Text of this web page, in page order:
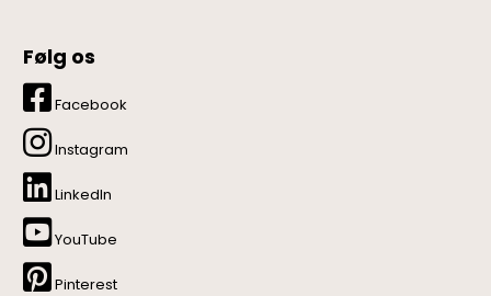
Følg os
Facebook
Instagram
LinkedIn
YouTube
Pinterest